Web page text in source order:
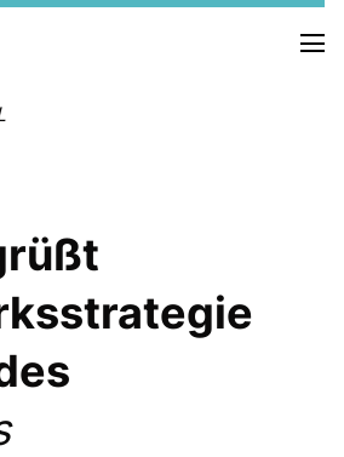
VITA
PRESSEFOTOS
MEIN BÜRGERBÜRO